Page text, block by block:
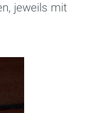
jeweils mit